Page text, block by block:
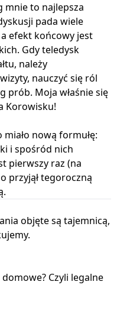
mnie to najlepsza
pada wiele
efekt końcowy jest
Gdy teledysk
należy
nauczyć się ról
prób. Moja właśnie się
Korowisku!
nową formułę:
i spośród nich
pierwszy raz (na
przyjął tegoroczną
objęte są tajemnicą,
Czyli legalne